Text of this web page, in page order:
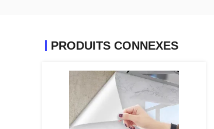
PRODUITS CONNEXES